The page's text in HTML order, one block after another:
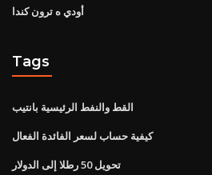
أودي ه ترون كندا
Tags
القط والنفط الرئيسية بانتيب
كيفية حساب لسعر الفائدة الفعال
تحويل 50 رطلا إلى الدولار